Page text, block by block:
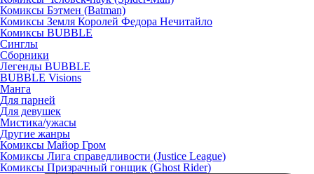
Комиксы Бэтмен (Batman)
Комиксы Земля Королей Федора Нечитайло
Комиксы BUBBLE
Синглы
Сборники
Легенды BUBBLE
BUBBLE Visions
Манга
Для парней
Для девушек
Мистика/ужасы
Другие жанры
Комиксы Майор Гром
Комиксы Лига справедливости (Justice League)
Комиксы Призрачный гонщик (Ghost Rider)